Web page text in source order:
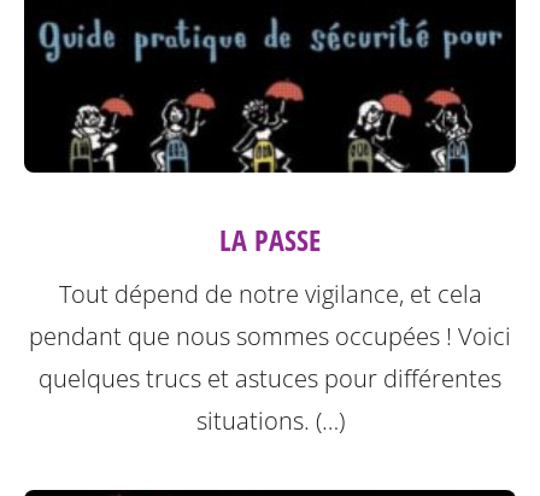
LA PASSE
Tout dépend de notre vigilance, et cela
pendant que nous sommes occupées ! Voici
quelques trucs et astuces pour différentes
situations. (…)